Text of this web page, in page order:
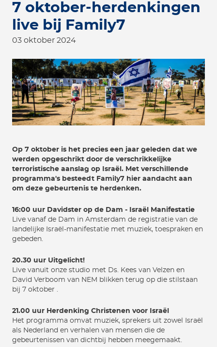
7 oktober-herdenkingen
live bij Family7
03 oktober 2024
Op 7 oktober is het precies een jaar geleden dat we
werden opgeschrikt door de verschrikkelijke
terroristische aanslag op Israël. Met verschillende
programma's besteedt Family7 hier aandacht aan
om deze gebeurtenis te herdenken.
16:00 uur Davidster op de Dam - Israël Manifestatie
Live vanaf de Dam in Amsterdam de registratie van de
landelijke Israël-manifestatie met muziek, toespraken en
gebeden.
20.30 uur Uitgelicht!
Live vanuit onze studio met Ds. Kees van Velzen en
David Verboom van NEM blikken terug op die stilstaan
bij 7 oktober .
21.00 uur Herdenking Christenen voor Israël
Het programma omvat muziek, sprekers uit zowel Israël
als Nederland en verhalen van mensen die de
gebeurtenissen van dichtbij hebben meegemaakt.